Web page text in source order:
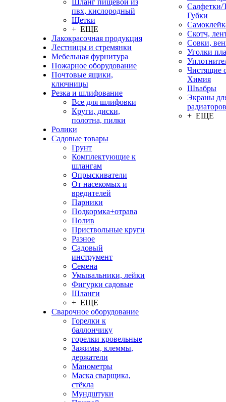
Шланг пищевой из
пвх, кислородный
Щетки
+ ЕЩЕ
Лакокрасочная продукция
Лестницы и стремянки
Мебельная фурнитура
Пожарное оборудование
Почтовые ящики,
ключницы
Резка и шлифование
Все для шлифовки
Круги, диски,
полотна, пилки
Ролики
Садовые товары
Грунт
Комплектующие к
шлангам
Опрыскиватели
От насекомых и
вредителей
Парники
Подкормка+отрава
Полив
Приствольные круги
Разное
Садовый
инструмент
Семена
Умывальники, лейки
Фигурки садовые
Шланги
+ ЕЩЕ
Сварочное оборудование
Горелки к
баллончику
горелки кровельные
Зажимы, клеммы,
держатели
Манометры
Маска сварщика,
стёкла
Мундштуки
Салфетки/
Губки
Скотч,
Совки,
Уголки
Чистящие
Химия
Швабры
Экраны
радиаторов
+ ЕЩЕ